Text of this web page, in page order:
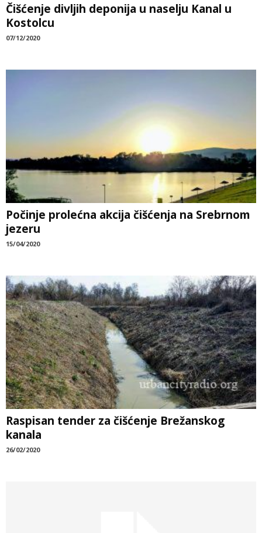
Čišćenje divljih deponija u naselju Kanal u
Kostolcu
07/12/2020
Počinje prolećna akcija čišćenja na Srebrnom
jezeru
15/04/2020
Raspisan tender za čišćenje Brežanskog
kanala
26/02/2020